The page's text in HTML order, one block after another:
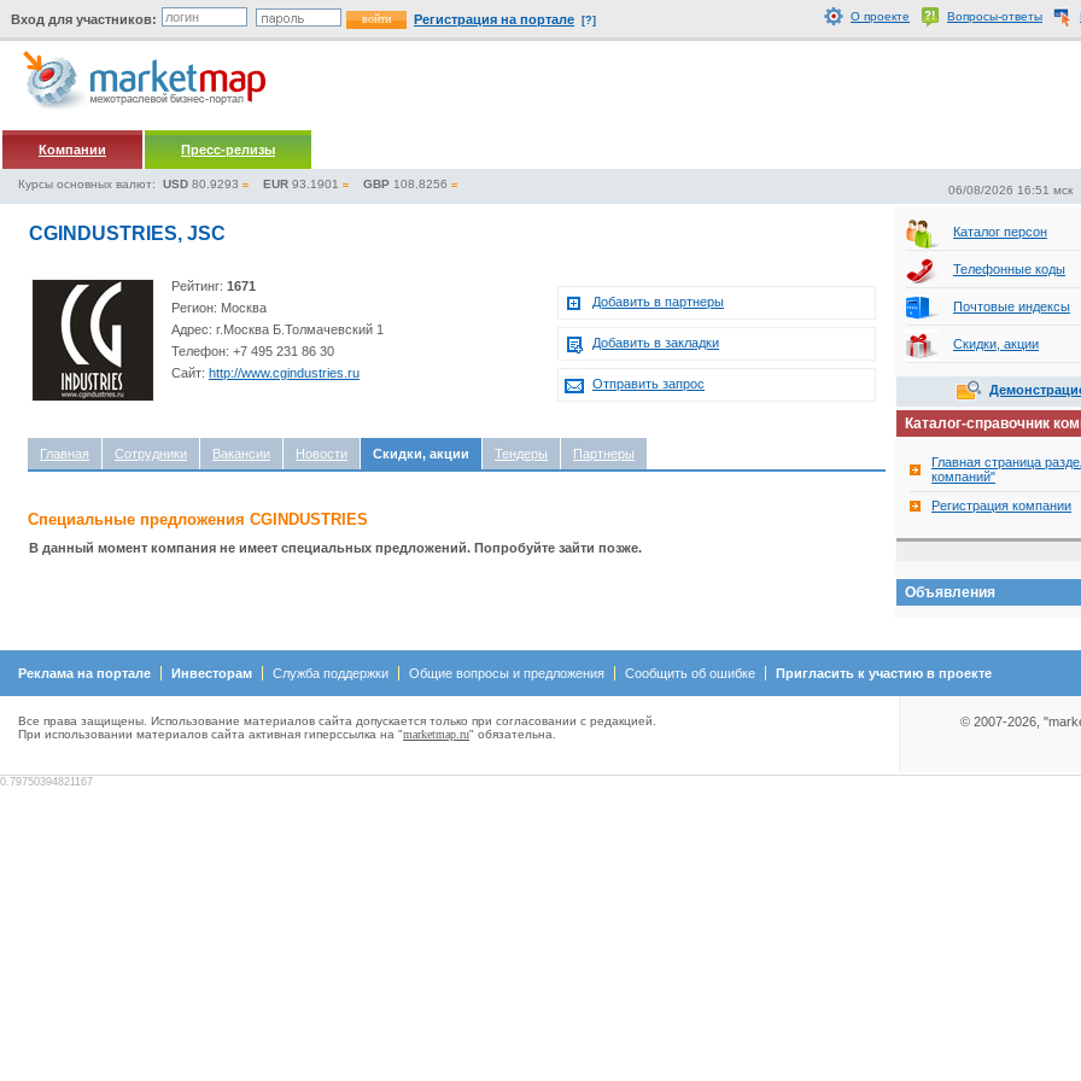
Вход для участников: Регистрация на портале [?] О проекте Вопросы-ответы
Компании Пресс-релизы
06/08/2026 16:51
Курсы основных валют: USD 80.9293 EUR 93.1901 GBP 108.8256
CGINDUSTRIES, JSC
Рейтинг: 1671
Регион: Москва
Адрес: г.Москва Б.Толмачевский 1
Телефон: +7 495 231 86 30
Сайт: http://www.cgindustries.ru
Добавить в партнеры
Добавить в закладки
Отправить запрос
Главная Сотрудники Вакансии Новости Скидки, акции Тендеры Партнеры
Специальные предложения CGINDUSTRIES
В данный момент компания не имеет специальных предложений. Попробуйте зайти позже.
Каталог персон
Телефонные коды
Почтовые индексы
Скидки, акции
Каталог-справочник
Главная страница
компаний"
Регистрация компании
Объявления
Реклама на портале Инвесторам Служба поддержки Общие вопросы и предложения Сообщить об ошибке Пригласить к участию в проекте
© 2007-2026,
Все права защищены. Использование материалов сайта допускается только при согласовании с редакцией.
При использовании материалов сайта активная гиперсcылка на "marketmap.ru" обязательна.
0.79750394821167